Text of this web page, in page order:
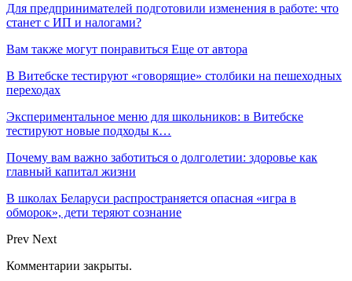
Для предпринимателей подготовили изменения в работе: что
станет с ИП и налогами?
Вам также могут понравиться Еще от автора
В Витебске тестируют «говорящие» столбики на пешеходных
переходах
Экспериментальное меню для школьников: в Витебске
тестируют новые подходы к…
Почему вам важно заботиться о долголетии: здоровье как
главный капитал жизни
В школах Беларуси распространяется опасная «игра в
обморок», дети теряют сознание
Prev Next
Комментарии закрыты.